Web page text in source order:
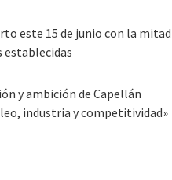
este 15 de junio con la mitad
establecidas
y ambición de Capellán
industria y competitividad»